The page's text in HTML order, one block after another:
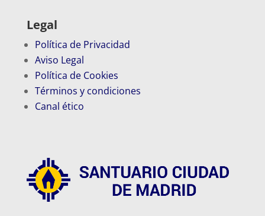
Legal
Política de Privacidad
Aviso Legal
Política de Cookies
Términos y condiciones
Canal ético